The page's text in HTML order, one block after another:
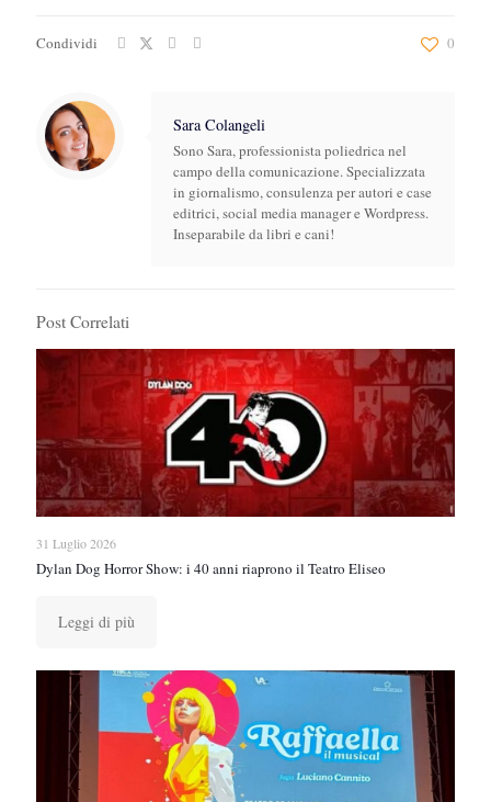
Condividi 0
Sara Colangeli
Sono Sara, professionista poliedrica nel
campo della comunicazione. Specializzata
in giornalismo, consulenza per autori e case
editrici, social media manager e Wordpress.
Inseparabile da libri e cani!
Post Correlati
31 Luglio 2026
Dylan Dog Horror Show: i 40 anni riaprono il Teatro Eliseo
Leggi di più